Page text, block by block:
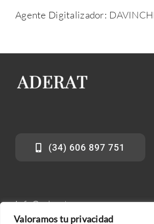
Valoramos tu privacidad
Agente Digitalizador:
(34) 606 897 751
info@aderat.es